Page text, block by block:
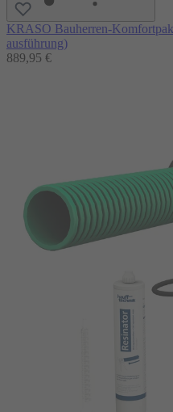
KRASO Bauherren-
ausführung)
889,95 €